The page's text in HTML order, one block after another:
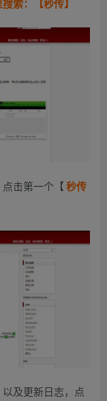
索：【秒传】
击第一个【秒传
及更新日志，点